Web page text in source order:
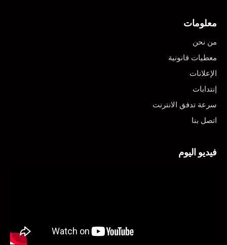
معلومات
من نحن
معطيات قانونية
الإعلانات
إنتدابات
سرعة تدفق الانترنت
اتصل بنا
فيديو اليوم